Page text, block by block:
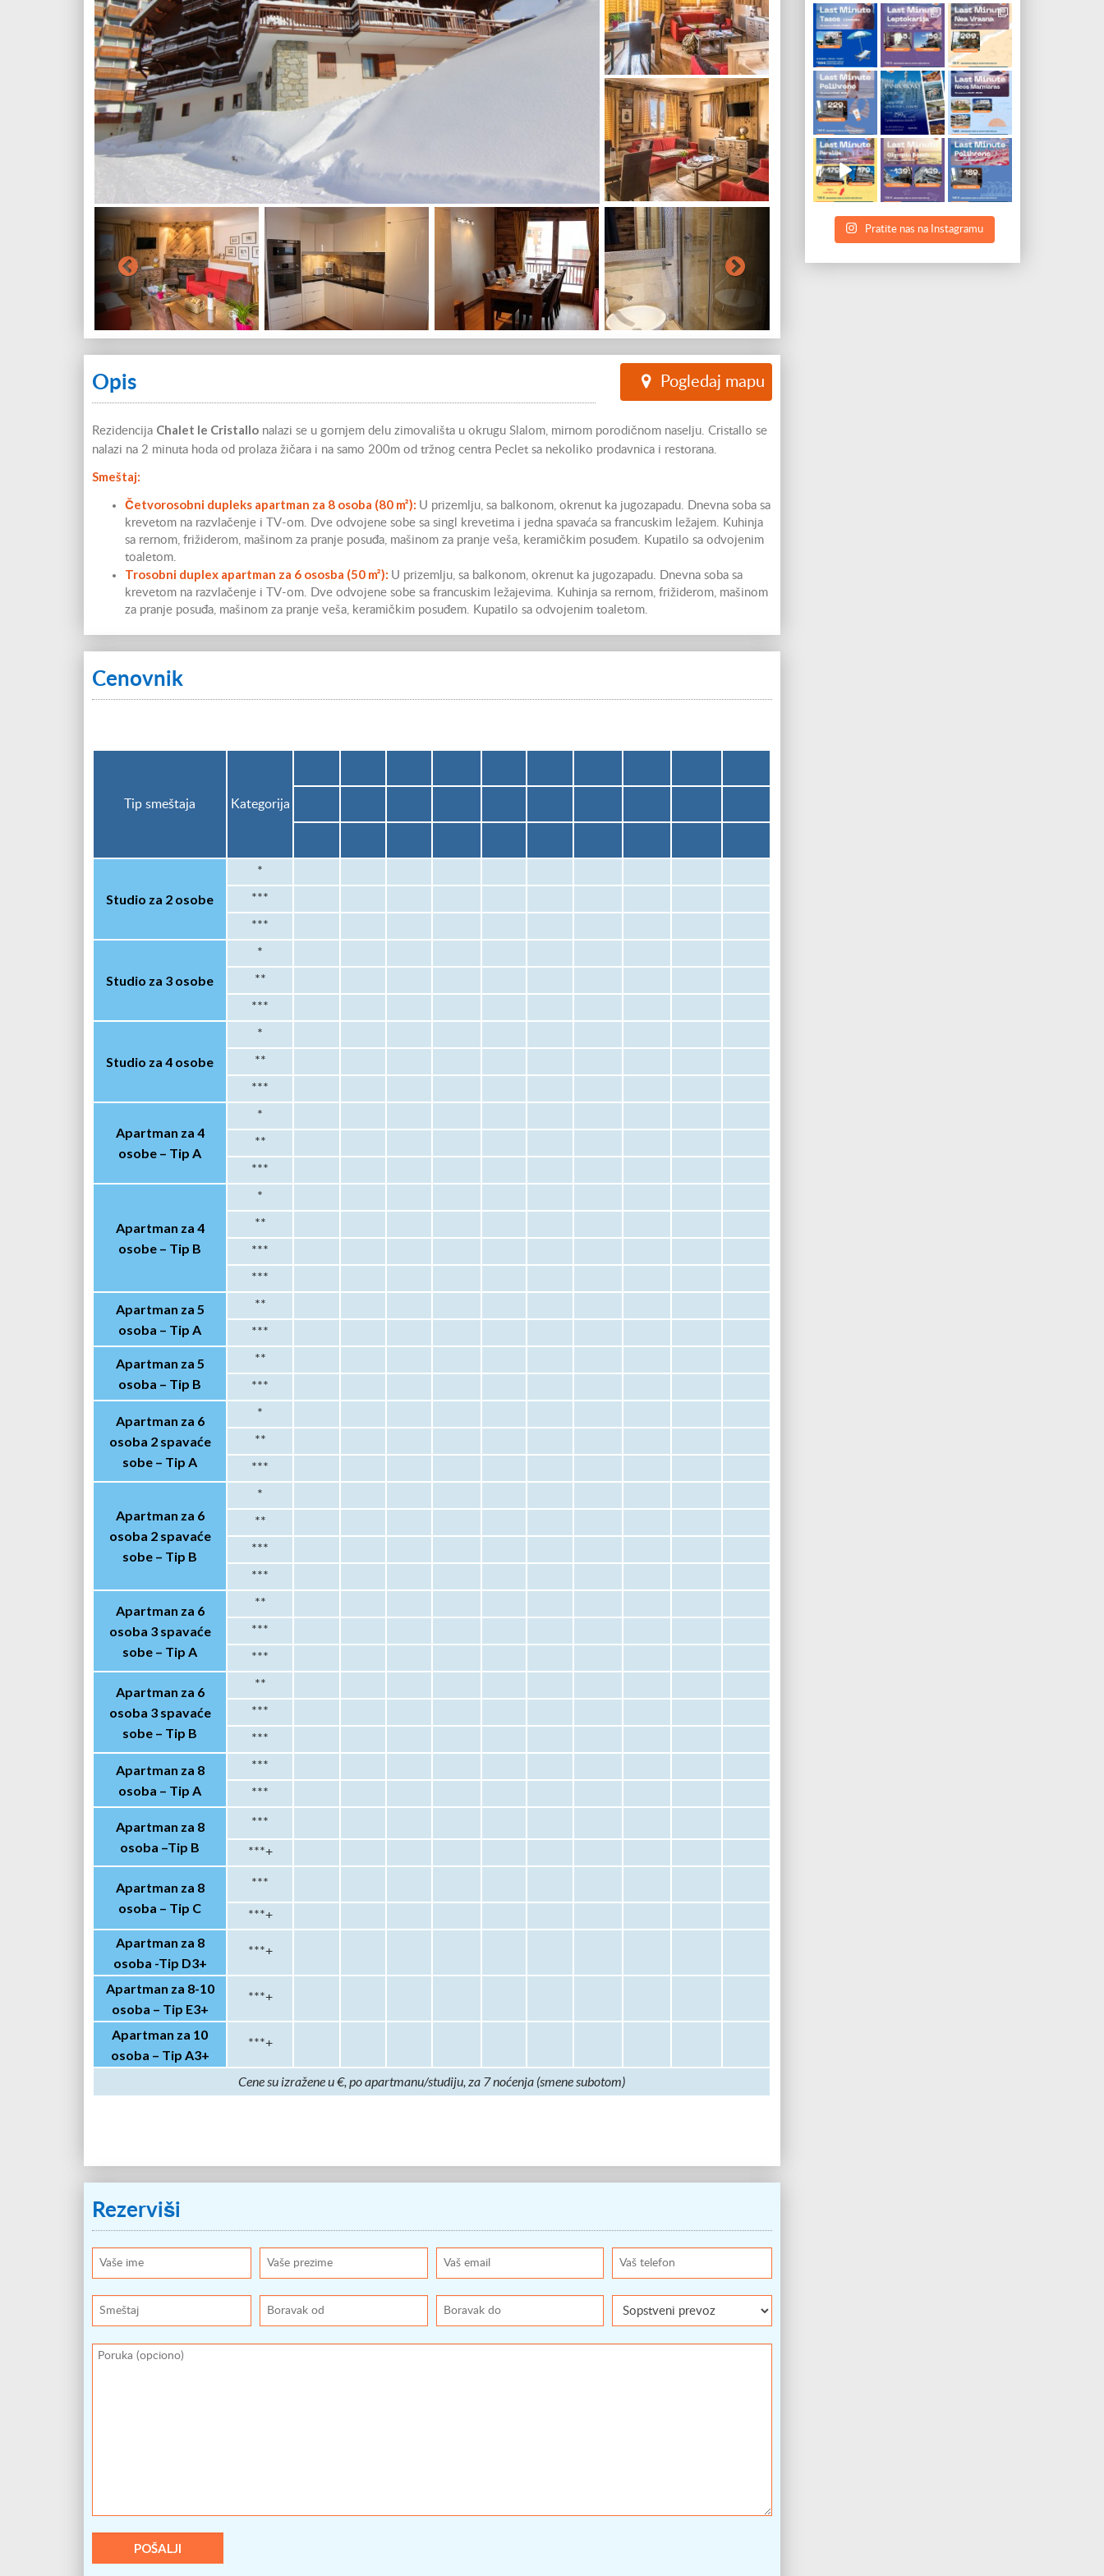
Leptokarija
Nei Pori
Side
Opis Pogledaj mapu
Rezidencija Chalet le Cristallo nalazi se u gornjem delu zimovališta u okrugu Slalom, mirnom porodičnom naselju. Cristallo se
nalazi na 2 minuta hoda od prolaza žičara i na samo 200m od tržnog centra Peclet sa nekoliko prodavnica i restorana.
Smeštaj:
Četvorosobni dupleks apartman za 8 osoba (80 m²): U prizemlju, sa balkonom, okrenut ka jugozapadu. Dnevna soba sa
krevetom na razvlačenje i TV-om. Dve odvojene sobe sa singl krevetima i jedna spavaća sa francuskim ležajem. Kuhinja
sa rernom, frižiderom, mašinom za pranje posuđa, mašinom za pranje veša, keramičkim posuđem. Kupatilo sa odvojenim
toaletom.
Trosobni duplex apartman za 6 ososba (50 m²): U prizemlju, sa balkonom, okrenut ka jugozapadu. Dnevna soba sa
krevetom na razvlačenje i TV-om. Dve odvojene sobe sa francuskim ležajevima. Kuhinja sa rernom, frižiderom, mašinom
za pranje posuđa, mašinom za pranje veša, keramičkim posuđem. Kupatilo sa odvojenim toaletom.
Cenovnik
Tip smeštaja Kategorija
Studio za 2 osobe
*
***
***
Studio za 3 osobe
*
**
***
Studio za 4 osobe
*
**
***
Apartman za 4
osobe – Tip A
*
**
***
Apartman za 4
osobe – Tip B
*
**
***
***
Apartman za 5
osoba – Tip A
**
***
Apartman za 5
osoba – Tip B
**
***
Apartman za 6
osoba 2 spavaće
sobe – Tip A
*
**
***
Apartman za 6
osoba 2 spavaće
sobe – Tip B
*
**
***
***
Apartman za 6
osoba 3 spavaće
sobe – Tip A
**
***
***
Apartman za 6
osoba 3 spavaće
sobe – Tip B
**
***
***
Apartman za 8
osoba – Tip A
***
***
Apartman za 8
osoba –Tip B
***
***+
Apartman za 8
osoba – Tip C
***
***+
Apartman za 8
osoba -Tip D3+
***+
Apartman za 8-10
osoba – Tip E3+
***+
Apartman za 10
osoba – Tip A3+
***+
Cene su izražene u €, po apartmanu/studiju, za 7 noćenja (smene subotom)
Rezerviši
Pratite nas na Instagramu